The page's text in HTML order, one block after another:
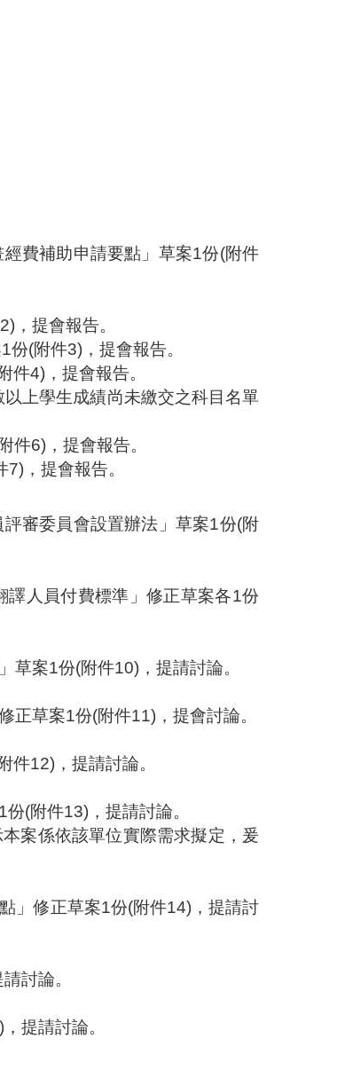
費補助申請要點」 草案1份(附件
2) ，提會報告。
1份(附件3) ，提會報告。
件4) ，提會報告。
上學生成績尚未繳交之科目名單
件6) ，提會報告。
7) ，提會報告。
審委員會設置辦法 」 草案1份(附
譯人員付費標準 」修正草案各1份
草案1份(附件10) ， 提請討論。
正草案1份(附件11) ，提會討論。
件12) ， 提請討論。
1份(附件13) ， 提請討論。
案係依該單位實際需求擬定，爰
」修正草案1份(附件14) ， 提請討
討論。
) ， 提請討論。